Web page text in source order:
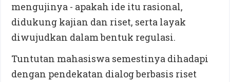
mengujinya - apakah ide itu rasional,
didukung kajian dan riset, serta layak
diwujudkan dalam bentuk regulasi.
Tuntutan mahasiswa semestinya dihadapi
dengan pendekatan dialog berbasis riset